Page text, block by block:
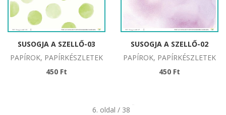
SUSOGJA A SZELLŐ-03
PAPÍROK, PAPÍRKÉSZLETEK
450 Ft
SUSOGJA A SZELLŐ-02
PAPÍROK, PAPÍRKÉSZLETEK
450 Ft
6. oldal / 38